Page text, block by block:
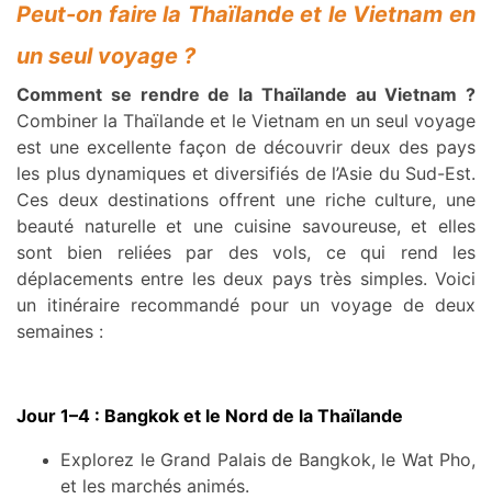
Peut-on faire la Thaïlande et le Vietnam en
un seul voyage ?
Comment se rendre de la Thaïlande au Vietnam ?
Combiner la Thaïlande et le Vietnam en un seul voyage
est une excellente façon de découvrir deux des pays
les plus dynamiques et diversifiés de l’Asie du Sud-Est.
Ces deux destinations offrent une riche culture, une
beauté naturelle et une cuisine savoureuse, et elles
sont bien reliées par des vols, ce qui rend les
déplacements entre les deux pays très simples. Voici
un itinéraire recommandé pour un voyage de deux
semaines :
Jour 1–4 : Bangkok et le Nord de la Thaïlande
Explorez le Grand Palais de Bangkok, le Wat Pho,
et les marchés animés.